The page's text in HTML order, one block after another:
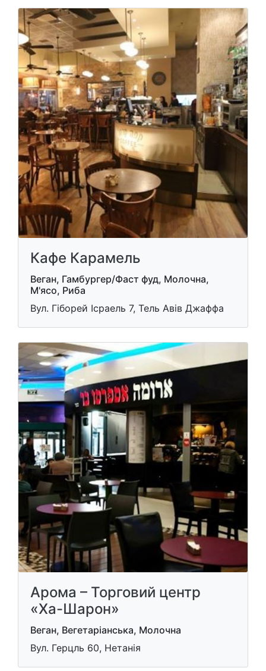
Кафе Карамель
Веган, Гамбургер/Фаст фуд, Молочна,
М'ясо, Риба
Вул. Гіборей Ісраель 7, Тель Авів Джаффа
Арома – Торговий центр
«Ха-Шарон»
Веган, Вегетаріанська, Молочна
Вул. Герцль 60, Нетанія